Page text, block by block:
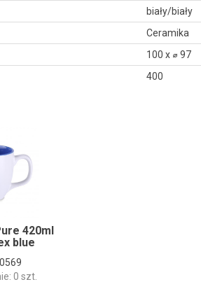
biały/biały
Ceramika
100 x ⌀ 97
400
420ml
blue
0 szt.